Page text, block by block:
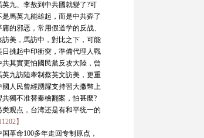
英九、李敖到中共國就變了?可
是馬英九能雄起，而是中共孬了
庸的邪恶，常用假道学的反战、
訪美，馬訪中，對比之下，可能
日挑起中印衝突，準備代理人戰
共其實更怕國民黨反攻大陸，曾
英九訪陸牽制蔡英文訪美，更重
國人民曾經踴躍支持習大撒幣上
共獨不准替秦檜翻案，怕甚麼?
类观点，台湾还是有和平统一的
】
国革命100多年走回专制原点，